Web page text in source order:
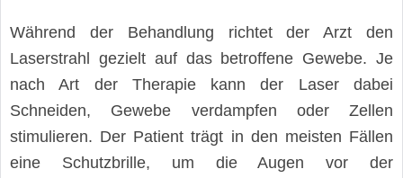
Während der Behandlung richtet der Arzt den
Laserstrahl gezielt auf das betroffene Gewebe. Je
nach Art der Therapie kann der Laser dabei
Schneiden, Gewebe verdampfen oder Zellen
stimulieren. Der Patient trägt in den meisten Fällen
eine Schutzbrille, um die Augen vor der